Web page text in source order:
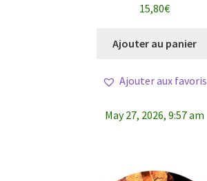
5
15,80€
Ajouter au panier
Ajouter aux favoris
May 27, 2026, 9:57 am